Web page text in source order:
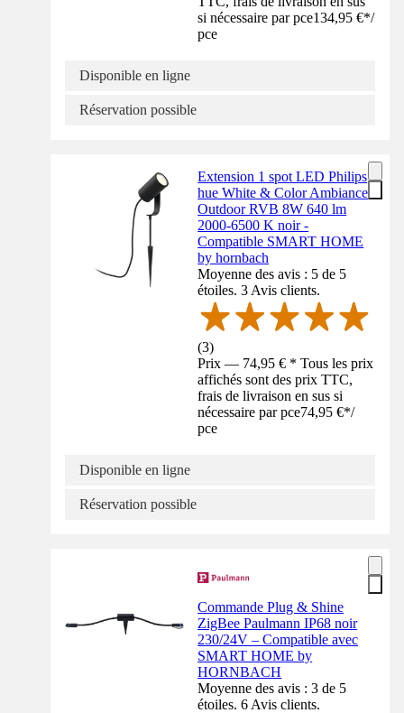
si nécessaire par pce134,95 €*/
pce
Disponible en ligne
Réservation possible
Extension 1 spot LED Philips
hue White & Color Ambiance
Outdoor RVB 8W 640 lm
2000-6500 K noir -
Compatible SMART HOME
by hornbach
Moyenne des avis : 5 de 5
étoiles. 3 Avis clients.
(3)
Prix — 74,95 € * Tous les prix
affichés sont des prix TTC,
frais de livraison en sus si
nécessaire par pce74,95 €*/
pce
Disponible en ligne
Réservation possible
Commande Plug & Shine
ZigBee Paulmann IP68 noir
230/24V – Compatible avec
SMART HOME by
HORNBACH
Moyenne des avis : 3 de 5
étoiles. 6 Avis clients.